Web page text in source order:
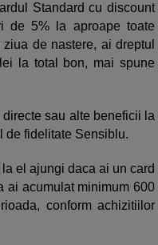
Standard cu discount
de 5% la aproape toate
de nastere, ai dreptul
la total bon, mai spune
sau alte beneficii la
de fidelitate Sensiblu.
el ajungi daca ai un card
ai acumulat minimum 600
conform achizitiilor